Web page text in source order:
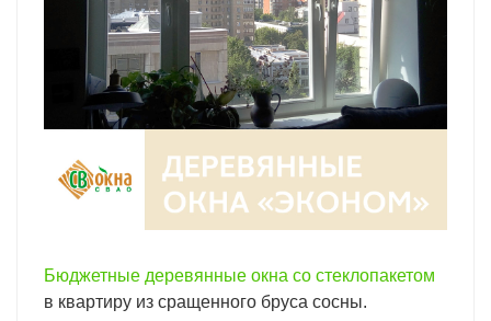
Бюджетные деревянные окна со стеклопакетом
в квартиру из сращенного бруса сосны.